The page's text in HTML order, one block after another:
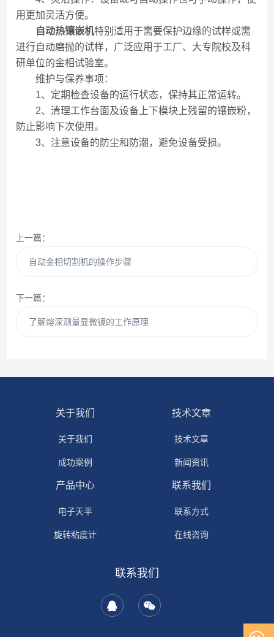
用更加灵活方便。
自动热镶嵌机特别适用于需要保护边缘的试样或需
进行自动磨抛的试样，广泛应用于工厂、大专院校及科
研单位的金相试验室。
维护与保养事项：
1、定期检查设备的运行状态，保持其正常运转。
2、清理工作台面及设备上下模块上残留的镶嵌粉，
防止影响下次使用。
3、注意设备的防尘和防潮，避免设备受损。
上一篇：
自动金相切割机的操作步骤
下一篇：
了解熔深测量显微镜的工作原理
关于我们
关于我们
成功案例
技术文章
技术文章
新闻资讯
产品中心
电子天平
旋转粘度计
联系我们
联系方式
在线咨询
联系我们